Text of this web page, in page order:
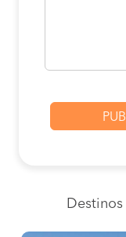
Destinos